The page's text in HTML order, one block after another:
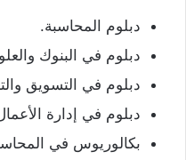
دبلوم المحاسبة.
دبلوم في البنوك
دبلوم في التسويق
دبلوم في إدارة
بكالوريوس في